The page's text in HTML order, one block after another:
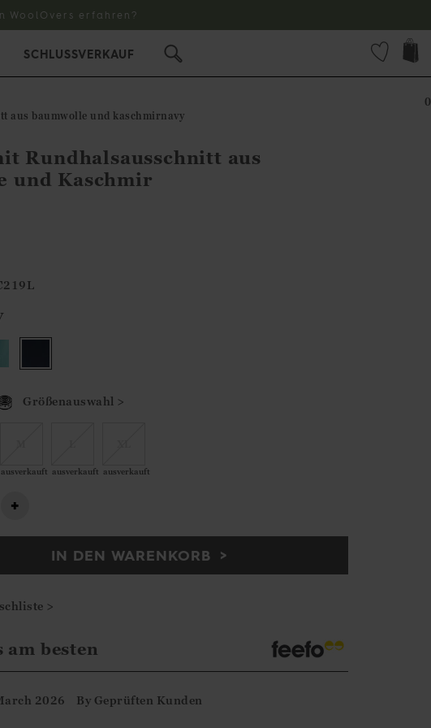
WoolOvers erfahren?
0
SCHLUSSVERKAUF
aus baumwolle und kaschmirnavy
Rundhalsausschnitt aus
und Kaschmir
Größenauswahl >
ausverkauft ausverkauft ausverkauft
+
IN DEN WARENKORB
>
am besten
2026 By Geprüften Kunden